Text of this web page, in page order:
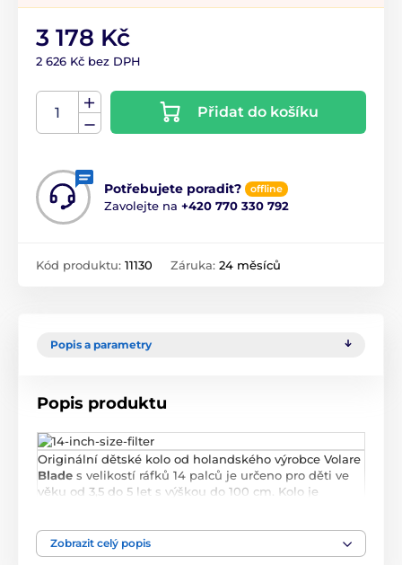
3 178 Kč
2 626 Kč bez DPH
Přidat do košíku
Potřebujete poradit? offline
Zavolejte na +420 770 330 792
Kód produktu: 11130 Záruka: 24 měsíců
Popis a parametry
Popis produktu
Originální dětské kolo od holandského výrobce Volare
Blade s velikostí ráfků 14 palců je určeno pro děti ve
věku od 3,5 do 5 let s výškou do 100 cm. Kolo je
stabilně. Kolo je vybaveno 2 druhy brzd. Brždění
probíhá buď protisměrnou zadní brzdou
Zobrazit celý popis